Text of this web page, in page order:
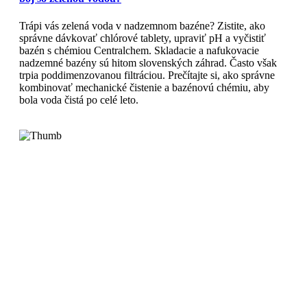
Trápi vás zelená voda v nadzemnom bazéne? Zistite, ako
správne dávkovať chlórové tablety, upraviť pH a vyčistiť
bazén s chémiou Centralchem. Skladacie a nafukovacie
nadzemné bazény sú hitom slovenských záhrad. Často však
trpia poddimenzovanou filtráciou. Prečítajte si, ako správne
kombinovať mechanické čistenie a bazénovú chémiu, aby
bola voda čistá po celé leto.